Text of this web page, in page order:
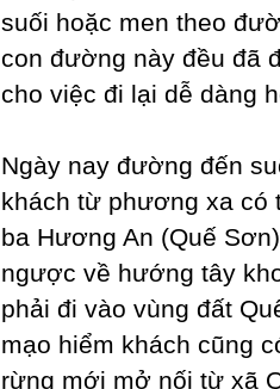
suối hoặc men theo
con đường này đều đã
cho việc đi lại dễ dàng
Ngày nay đường đến
khách từ phương xa có
ba Hương An (Quế
ngược về hướng tây
phải đi vào vùng đất
mạo hiểm khách cũng
rừng mới mở nối từ xã